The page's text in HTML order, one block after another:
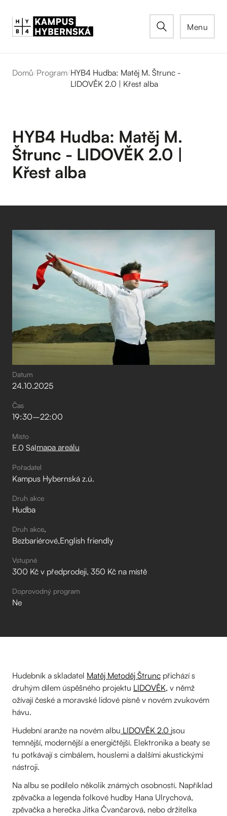
Menu
Domů/Program/HYB4 Hudba: Matěj M. Štrunc -
LIDOVĚK 2.0 | Křest alba
HYB4 Hudba: Matěj M.
Štrunc - LIDOVĚK 2.0 |
Křest alba
Datum
24.10.2025
Čas
19:30–⁠22:00
Místo
E.0 Sálmapa areálu
Pořadatel
Kampus Hybernská z.ú.
Druh akce
Hudba
Druh akce
Bezbariérové English friendly
Vstupné
300 Kč v předprodeji, 350 Kč na místě
Doprovodný program
Ne
Hudebník a skladatel Matěj Metoděj Štrunc přichází s
druhým dílem úspěšného projektu LIDOVĚK, v němž
ožívají české a moravské lidové písně v novém zvukovém
hávu.
Hudební aranže na novém albu LIDOVĚK 2.0 jsou
temnější, modernější a energičtější. Elektronika a beaty se
tu potkávají s cimbálem, houslemi a dalšími akustickými
nástroji.
Na albu se podílelo několik známých osobností. Například
zpěvačka a legenda folkové hudby Hana Ulrychová,
zpěvačka a herečka Jitka Čvančarová, nebo držitelka